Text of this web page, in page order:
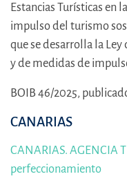
Estancias Turísticas en
impulso del turismo
que se desarrolla la
y de medidas de
BOIB 46/2025,
CANARIAS
CANARIAS. AGENCIA
perfeccionamiento